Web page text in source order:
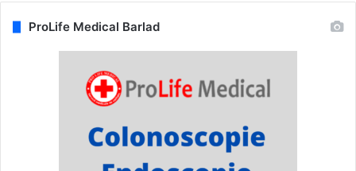
ProLife Medical Barlad